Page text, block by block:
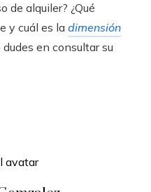
de alquiler? ¿Qué
y cuál es la dimensión
dudes en consultar su